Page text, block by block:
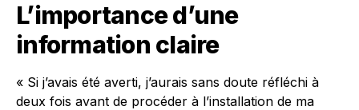
L’importance d’une
information claire
« Si j’avais été averti, j’aurais sans doute réfléchi à
deux fois avant de procéder à l’installation de ma